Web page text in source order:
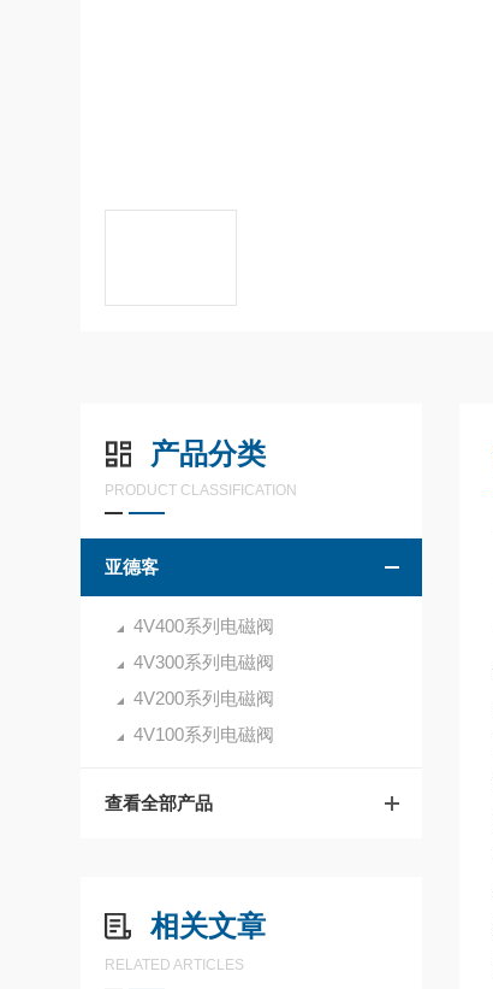
产品分类
PRODUCT CLASSIFICATION
亚德客
4V400系列电磁阀
4V300系列电磁阀
4V200系列电磁阀
4V100系列电磁阀
查看全部产品
相关文章
RELATED ARTICLES